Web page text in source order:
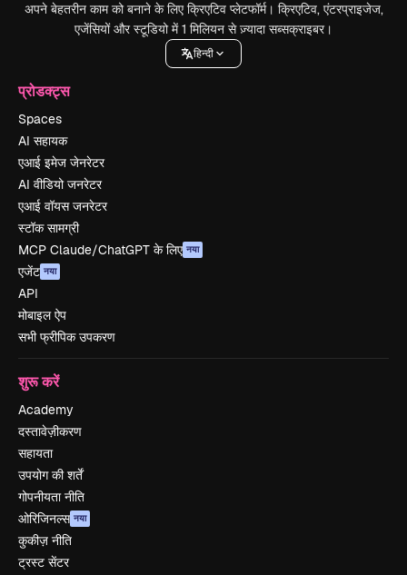
अपने बेहतरीन काम को बनाने के लिए क्रिएटिव प्लेटफॉर्म। क्रिएटिव, एंटरप्राइजेज,
एजेंसियों और स्टूडियो में 1 मिलियन से ज़्यादा सब्सक्राइबर।
हिन्दी
प्रोडक्ट्स
Spaces
AI सहायक
एआई इमेज जेनरेटर
AI वीडियो जनरेटर
एआई वॉयस जनरेटर
स्टॉक सामग्री
MCP Claude/ChatGPT के लिए नया
एजेंट नया
API
मोबाइल ऐप
सभी फ्रीपिक उपकरण
शुरू करें
Academy
दस्तावेज़ीकरण
सहायता
उपयोग की शर्तें
गोपनीयता नीति
ओरिजिनल्स नया
कुकीज़ नीति
ट्रस्ट सेंटर